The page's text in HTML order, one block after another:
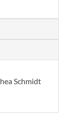
Schmidt